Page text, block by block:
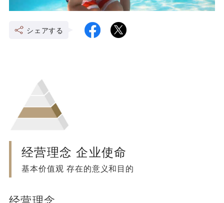
シェアする
经营理念 企业使命
基本价值观 存在的意义和目的